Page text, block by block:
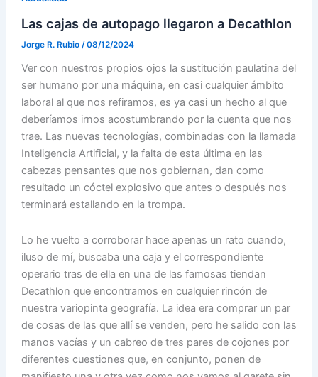
Las cajas de autopago llegaron a Decathlon
Jorge R. Rubio /08/12/2024
Ver con nuestros propios ojos la sustitución paulatina del
ser humano por una máquina, en casi cualquier ámbito
laboral al que nos refiramos, es ya casi un hecho al que
deberíamos irnos acostumbrando por la cuenta que nos
trae. Las nuevas tecnologías, combinadas con la llamada
Inteligencia Artificial, y la falta de esta última en las
cabezas pensantes que nos gobiernan, dan como
resultado un cóctel explosivo que antes o después nos
terminará estallando en la trompa.
Lo he vuelto a corroborar hace apenas un rato cuando,
iluso de mí, buscaba una caja y el correspondiente
operario tras de ella en una de las famosas tiendan
Decathlon que encontramos en cualquier rincón de
nuestra variopinta geografía. La idea era comprar un par
de cosas de las que allí se venden, pero he salido con las
manos vacías y un cabreo de tres pares de cojones por
diferentes cuestiones que, en conjunto, ponen de